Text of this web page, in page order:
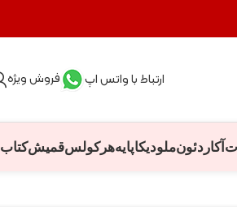
ارتباط با واتس اپ فروش ویژه
آکاردئونملودیکاپایههرکولسقمیشکتاب